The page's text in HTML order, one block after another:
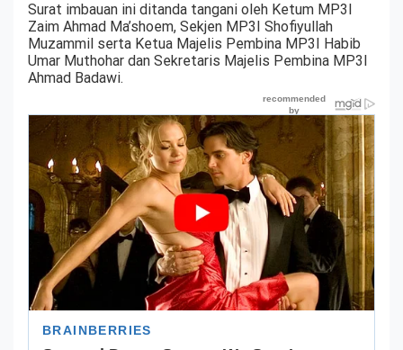
Surat imbauan ini ditanda tangani oleh Ketum MP3I
Zaim Ahmad Ma’shoem, Sekjen MP3I Shofiyullah
Muzammil serta Ketua Majelis Pembina MP3I Habib
Umar Muthohar dan Sekretaris Majelis Pembina MP3I
Ahmad Badawi.